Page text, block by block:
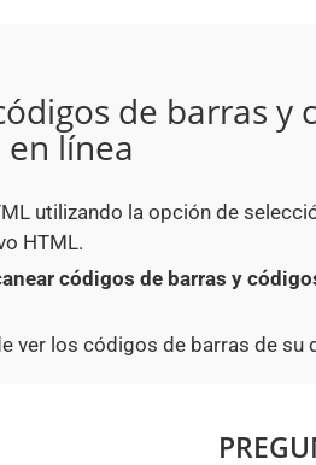
de barras y
en línea
utilizando la opción de
HTML.
códigos de barras y
ver los códigos de barras de su